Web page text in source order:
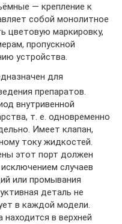
— крепление к
собой монолитное
цветовую маркировку,
пропускной
устройства.
для
препаратов.
внутривенной
т. е. одновременно
Имеет клапан,
току жидкостей.
этот порт должен
случаев
или промывания
деталь не
в каждой модели.
находится в верхней